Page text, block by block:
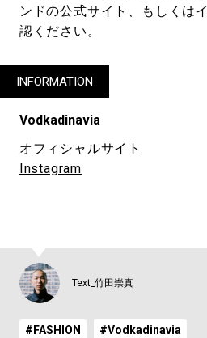
ンドの公式サイト、もしくは
認ください。
INFORMATION
Vodkadinavia
オフィシャルサイト
Instagram
Text_竹田崇真
#FASHION #Vodkadinavia